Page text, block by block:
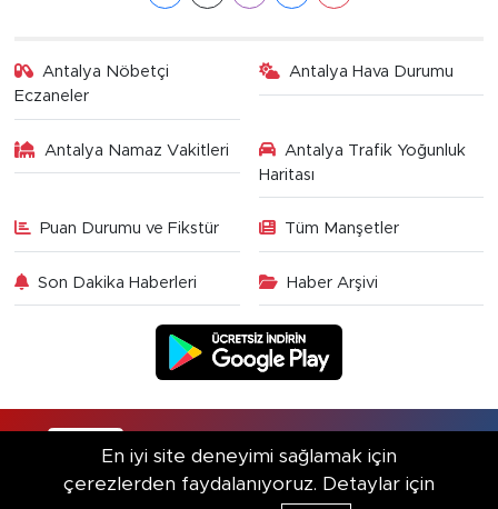
Antalya Nöbetçi
Eczaneler
Antalya Hava Durumu
Antalya Namaz Vakitleri
Antalya Trafik Yoğunluk
Haritası
Puan Durumu ve Fikstür Tüm Manşetler
Son Dakika Haberleri Haber Arşivi
En iyi site deneyimi sağlamak için
çerezlerden faydalanıyoruz. Detaylar için